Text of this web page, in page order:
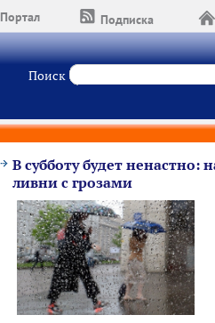
Подписка
Портал
Поиск
В субботу будет ненастно:
ливни с грозами